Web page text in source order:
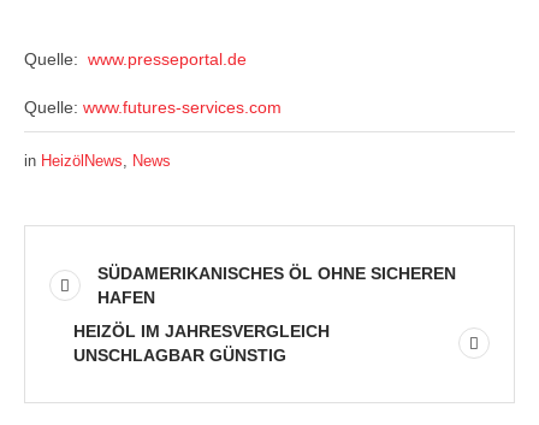
Quelle: www.presseportal.de
Quelle: www.futures-services.com
in HeizölNews, News
SÜDAMERIKANISCHES ÖL OHNE SICHEREN
HAFEN
HEIZÖL IM JAHRESVERGLEICH
UNSCHLAGBAR GÜNSTIG